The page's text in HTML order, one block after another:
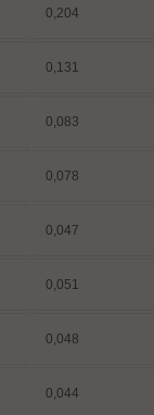
0,204
0,131
0,083
0,078
0,047
0,051
0,048
0,044